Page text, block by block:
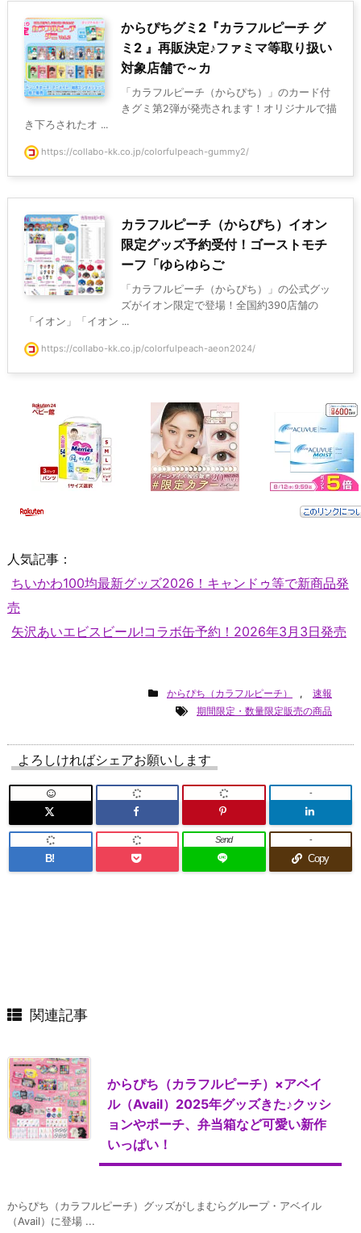
からぴちグミ2『カラフルピーチ グ
ミ2 』再販決定♪ファミマ等取り扱い
対象店舗で～カ
「カラフルピーチ（からぴち）」のカード付
きグミ第2弾が発売されます！オリジナルで描
き下ろされたオ ...
https://collabo-kk.co.jp/colorfulpeach-gummy2/
カラフルピーチ（からぴち）イオン
限定グッズ予約受付！ゴーストモチ
ーフ「ゆらゆらご
「カラフルピーチ（からぴち）」の公式グッ
ズがイオン限定で登場！全国約390店舗の
「イオン」「イオン ...
https://collabo-kk.co.jp/colorfulpeach-aeon2024/
人気記事：
ちいかわ100均最新グッズ2026！キャンドゥ等で新商品発
売
矢沢あいエビスビール!コラボ缶予約！2026年3月3日発売
からぴち（カラフルピーチ） ,
速報
期間限定・数量限定販売の商品
よろしければシェアお願いします
-
B!
Send
Copy
-
関連記事
からぴち（カラフルピーチ）×アベイ
ル（Avail）2025年グッズきた♪クッシ
ョンやポーチ、弁当箱など可愛い新作
いっぱい！
からぴち（カラフルピーチ）グッズがしまむらグループ・アベイル
（Avail）に登場 ...